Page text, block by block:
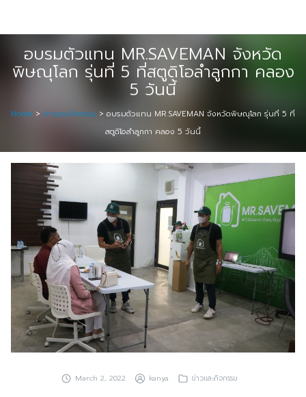
Event & Exhibition Solution
intro
Media Solution
Seminar Service Solution
Trading & E-Commerce Solution
ข้อมูลบริษัท
จัดงานแสดงสินค้าและอีเว้นท์ต่าง ๆ
ติดต่อเรา
บริการของเรา
ประชาสัมพันธ์ผ่านสื่อออฟไลน์และสื่อออนไลน์
ผลงานของเรา
ผลิตสิ่งพิมพ์และที่เกี่ยวข้อง
อบรมตัวแทน MR.SAVEMAN จังหวัด
พิษณุโลก รุ่นที่ 5 ที่สตูดิโอลำลูกกา คลอง
5 วันนี้
Home > ข่าวและกิจกรรม > อบรมตัวแทน MR.SAVEMAN จังหวัดพิษณุโลก รุ่นที่ 5 ที่
สตูดิโอลำลูกกา คลอง 5 วันนี้
March 2, 2022 kanya ข่าวและกิจกรรม